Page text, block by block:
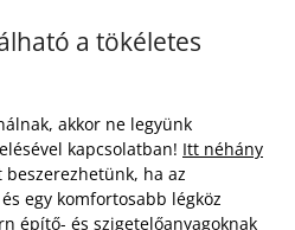
a tökéletes
akkor ne legyünk
kapcsolatban! Itt néhány
ha az
egy komfortosabb légköz
építő- és szigetelőanyagoknak